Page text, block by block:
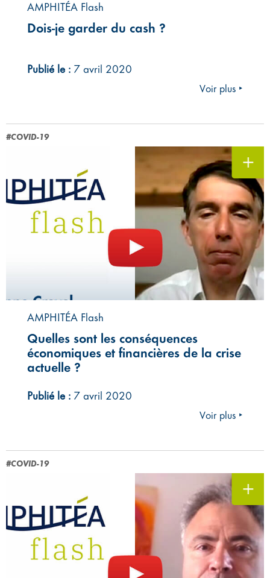
AMPHITÉA Flash
Dois-je garder du cash ?
Publié le : 7 avril 2020
Voir plus ‣
#COVID-19
AMPHITÉA Flash
Quelles sont les conséquences
économiques et financières de la crise
actuelle ?
Publié le : 7 avril 2020
Voir plus ‣
#COVID-19